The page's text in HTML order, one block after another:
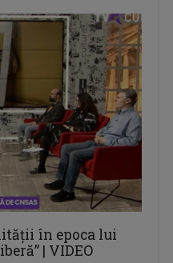
în epoca lui
| VIDEO